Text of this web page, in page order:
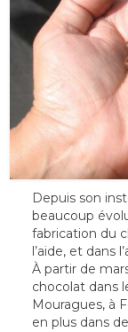
Depuis son
beaucoup
fabrication du
l’aide, et dans
À partir de
chocolat dans
Mouragues, à
en plus dans